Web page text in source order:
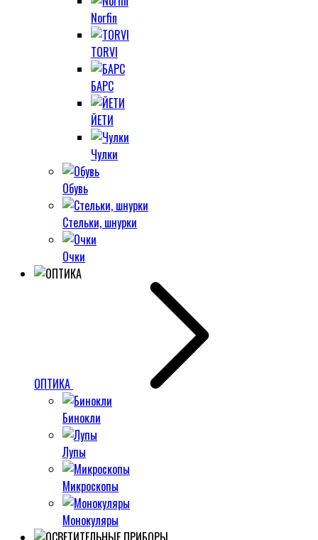
Norfin
TORVI
БАРС
ЙЕТИ
Чулки
Обувь
Стельки, шнурки
Очки
ОПТИКА
Бинокли
Лупы
Микроскопы
Монокуляры